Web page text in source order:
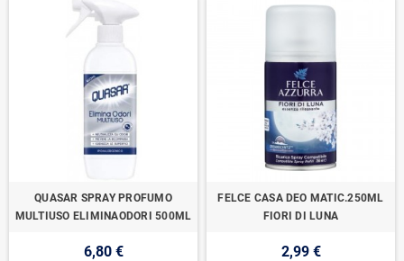
QUASAR SPRAY PROFUMO
MULTIUSO ELIMINAODORI 500ML
6,80 €
FELCE CASA DEO MATIC.250ML
FIORI DI LUNA
2,99 €